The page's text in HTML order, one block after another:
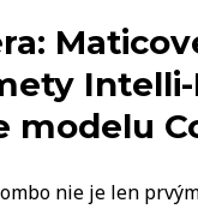
Intelli-
modelu
nie je len